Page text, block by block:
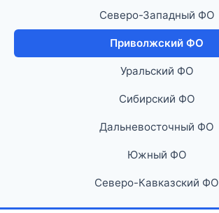
Северо-Западный ФО
Приволжский ФО
Уральский ФО
Сибирский ФО
Дальневосточный ФО
Южный ФО
Северо-Кавказский ФО